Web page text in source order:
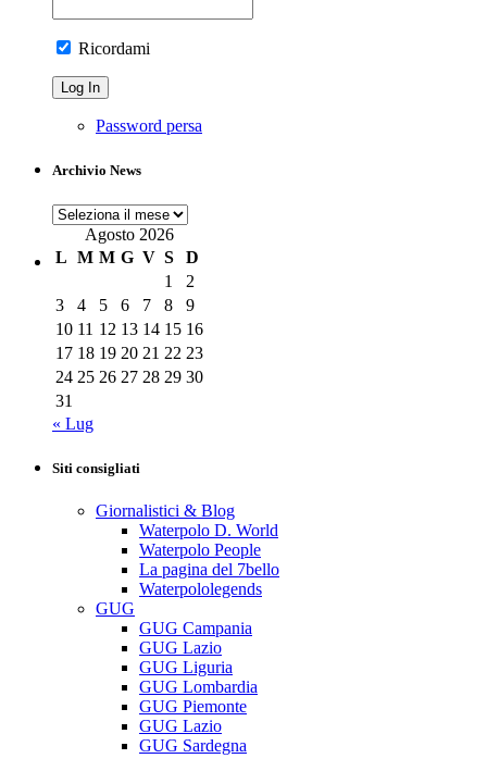
Ricordami
Password persa
Archivio News
Archivio
NewsAgosto 2026
L M M G V S
D
1
2
3
4 5 6 7 8
9
10 11 12 13 14 15 16
17 18 19 20 21 22 23
24 25 26 27 28 29 30
31
« Lug
Siti consigliati
Giornalistici & Blog
Waterpolo D. World
Waterpolo People
La pagina del 7bello
Waterpololegends
GUG
GUG Campania
GUG Lazio
GUG Liguria
GUG Lombardia
GUG Piemonte
GUG Lazio
GUG Sardegna